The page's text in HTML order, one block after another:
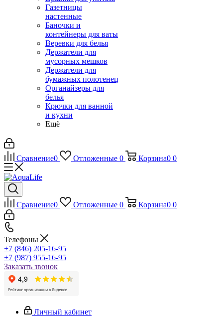
Газетницы
настенные
Баночки и
контейнеры для ваты
Веревки для белья
Держатели для
мусорных мешков
Держатели для
бумажных полотенец
Органайзеры для
белья
Крючки для ванной
и кухни
Ещё
Сравнение0 Отложенные 0 Корзина0 0
Сравнение0 Отложенные 0 Корзина0 0
Телефоны
+7 (846) 205-16-95
+7 (987) 955-16-95
Заказать звонок
Личный кабинет